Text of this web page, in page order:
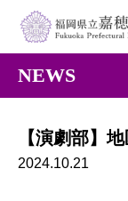
NEWS
【演劇部】
2024.10.21